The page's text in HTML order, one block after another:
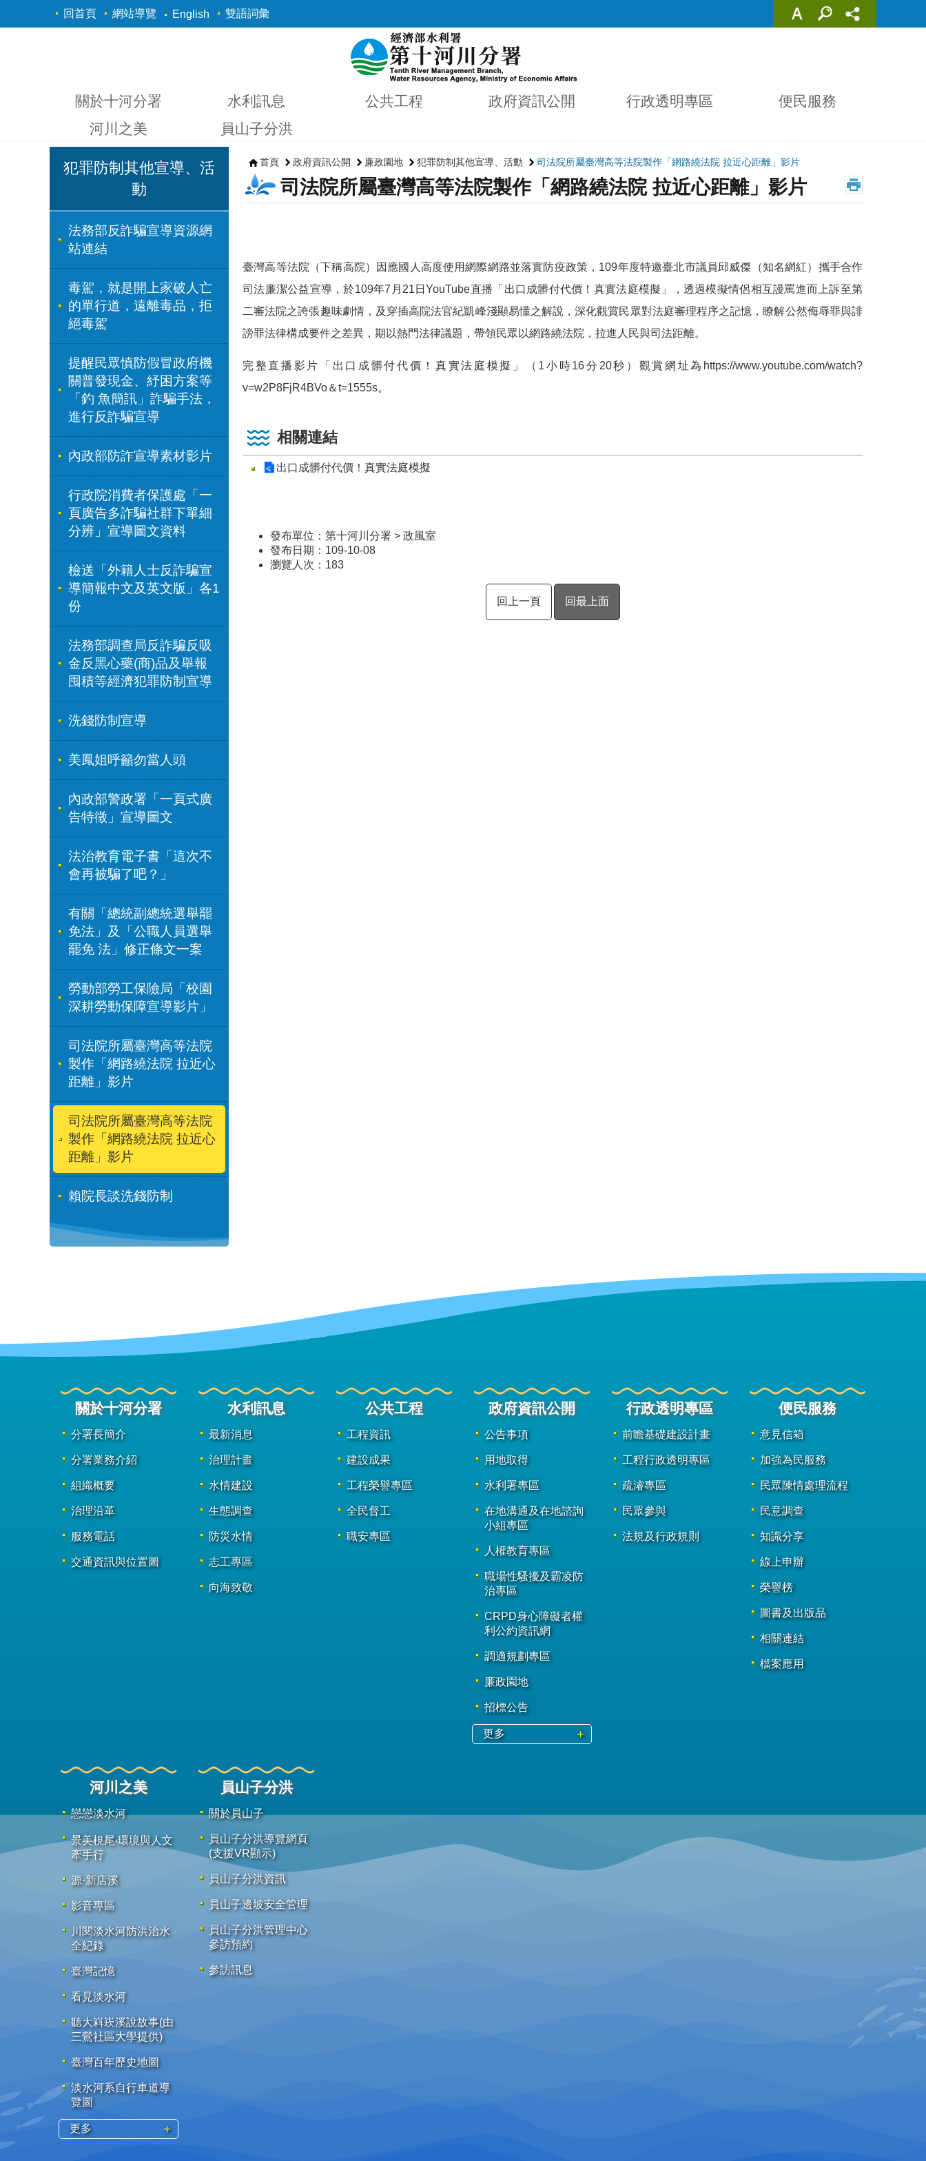
跳到主要內容區塊
回首頁 網站導覽 English 雙語詞彙
關於十河分署 水利訊息 公共工程 政府資訊公開 行政透明專區
便民服務
河川之美
員山子分洪
犯罪防制其他宣導、活
動
法務部反詐騙宣導資源網
站連結
毒駕，就是開上家破人亡
的單行道，遠離毒品，拒
絕毒駕
提醒民眾慎防假冒政府機
關普發現金、紓困方案等
「釣 魚簡訊」詐騙手法，
進行反詐騙宣導
內政部防詐宣導素材影片
行政院消費者保護處「一
頁廣告多詐騙社群下單細
分辨」宣導圖文資料
檢送「外籍人士反詐騙宣
導簡報中文及英文版」各1
份
法務部調查局反詐騙反吸
金反黑心藥(商)品及舉報
囤積等經濟犯罪防制宣導
洗錢防制宣導
美鳳姐呼籲勿當人頭
內政部警政署「一頁式廣
告特徵」宣導圖文
法治教育電子書「這次不
會再被騙了吧？」
有關「總統副總統選舉罷
免法」及「公職人員選舉
罷免 法」修正條文一案
勞動部勞工保險局「校園
深耕勞動保障宣導影片」
司法院所屬臺灣高等法院
製作「網路繞法院 拉近心
距離」影片
司法院所屬臺灣高等法院
製作「網路繞法院 拉近心
距離」影片
賴院長談洗錢防制
首頁 政府資訊公開 廉政園地 犯罪防制其他宣導、活動 司法院所屬臺灣高等法院製作「網路繞法院 拉近心距離」影片
司法院所屬臺灣高等法院製作「網路繞法院 拉近心距離」影片
臺灣高等法院（下稱高院）因應國人高度使用網際網路並落實防疫政策， 109年度特邀臺北市議員邱威傑（知名網紅）攜手合作
司法廉潔公益宣導，於109年7 月 21 日YouTube直播「出口成髒付代價！真實法庭模擬」，透過模擬情侶相互謾罵進而上訴至第
二審法院之誇張趣味劇情，及穿插高院法官紀凱峰淺顯易懂之解說，深化觀賞民眾對法庭審理程序之記憶，瞭解公然侮辱罪與誹
謗罪法律構成要件之差異，期以熱門法律議題，帶領民眾以網路繞法院，拉進人民與司法距離。
完整直播影片「出口成髒付代價！真實法庭模擬」（ 1 小時16分 20秒）觀賞網址為 https://www.youtube.com/watch?
v=w2P8FjR4BVo＆t=1555s。
相關連結
出口成髒付代價！真實法庭模擬
發布單位：第十河川分署 > 政風室
發布日期：109-10-08
瀏覽人次： 183
回上一頁 回最上面
關於十河分署
分署長簡介
分署業務介紹
組織概要
治理沿革
服務電話
交通資訊與位置圖
水利訊息
最新消息
治理計畫
水情建設
生態調查
防災水情
志工專區
向海致敬
公共工程
工程資訊
建設成果
工程榮譽專區
全民督工
職安專區
政府資訊公開
公告事項
用地取得
水利署專區
在地溝通及在地諮詢
小組專區
人權教育專區
職場性騷擾及霸凌防
治專區
CRPD身心障礙者權
利公約資訊網
調適規劃專區
廉政園地
招標公告
更多
行政透明專區
前瞻基礎建設計畫
工程行政透明專區
疏濬專區
民眾參與
法規及行政規則
便民服務
意見信箱
加強為民服務
民眾陳情處理流程
民意調查
知識分享
線上申辦
榮譽榜
圖書及出版品
相關連結
檔案應用
河川之美
戀戀淡水河
景美梘尾‧環境與人文
牽手行
源·新店溪
影音專區
川閱淡水河防洪治水
全紀錄
臺灣記憶
看見淡水河
聽大嵙崁溪說故事(由
三鶯社區大學提供)
臺灣百年歷史地圖
淡水河系自行車道導
覽圖
更多
員山子分洪
關於員山子
員山子分洪導覽網頁
(支援VR顯示)
員山子分洪資訊
員山子邊坡安全管理
員山子分洪管理中心
參訪預約
參訪訊息